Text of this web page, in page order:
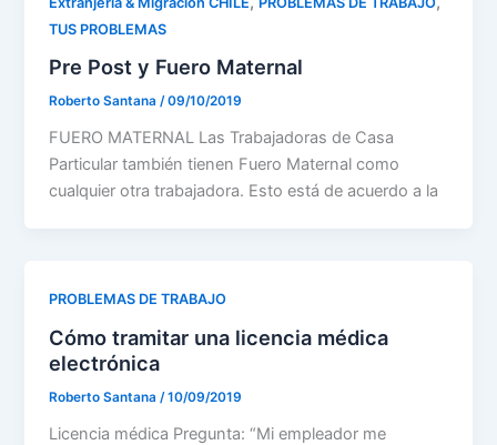
TUS PROBLEMAS
Pre Post y Fuero Maternal
Roberto Santana/09/10/2019
FUERO MATERNAL Las Trabajadoras de Casa
Particular también tienen Fuero Maternal como
cualquier otra trabajadora. Esto está de acuerdo a la
PROBLEMAS DE TRABAJO
Cómo tramitar una licencia médica
electrónica
Roberto Santana /10/09/2019
Licencia médica Pregunta: “Mi empleador me